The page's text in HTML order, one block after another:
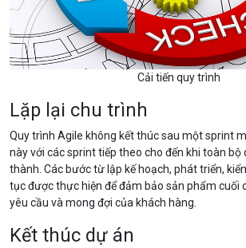
Cải tiến quy trình
Lặp lại chu trình
Quy trình Agile không kết thúc sau một sprint
này với các sprint tiếp theo cho đến khi toàn bộ
thành. Các bước từ lập kế hoạch, phát triển,
tục được thực hiện để đảm bảo sản phẩm cuối
yêu cầu và mong đợi của khách hàng.
Kết thúc dự án